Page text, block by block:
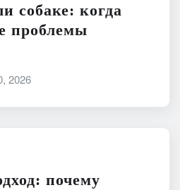
собаке: когда
проблемы
2026
почему